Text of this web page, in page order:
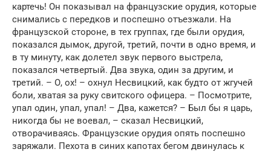
картечь! Он показывал на французские орудия, которые
снимались с передков и поспешно отъезжали. На
французской стороне, в тех группах, где были орудия,
показался дымок, другой, третий, почти в одно время, и
в ту минуту, как долетел звук первого выстрела,
показался четвертый. Два звука, один за другим, и
третий. – О, ох! – охнул Несвицкий, как будто от жгучей
боли, хватая за руку свитского офицера. – Посмотрите,
упал один, упал, упал! – Два, кажется? – Был бы я царь,
никогда бы не воевал, – сказал Несвицкий,
отворачиваясь. Французские орудия опять поспешно
заряжали. Пехота в синих капотах бегом двинулась к